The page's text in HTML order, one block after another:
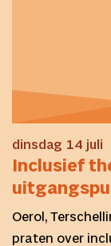
dinsdag 14 juli
Inclusief
Oerol,
praten over